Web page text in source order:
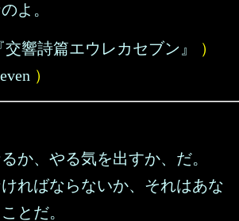
よ。
交響詩篇エウレカセブン』
）
）
か、やる気を出すか、だ。
ればならないか、それはあな
とだ。